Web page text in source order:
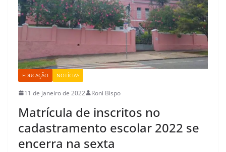
EDUCAÇÃO NOTÍCIAS
11 de janeiro de 2022 Roni Bispo
Matrícula de inscritos no
cadastramento escolar 2022 se
encerra na sexta